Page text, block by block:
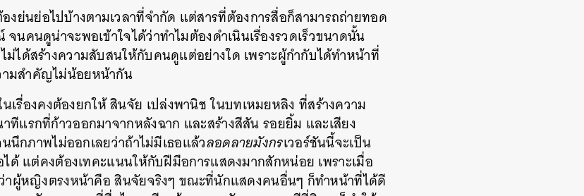
งย่นย่อไปบ้างตามเวลาที่จำกัด แต่สารที่ต้องการสื่อก็สามารถถ่ายทอด
นคนดูน่าจะพอเข้าใจได้ว่าทำไมต้องดำเนินเรื่องรวดเร็วขนาดนั้น
ได้สร้างความสับสนให้กับคนดูแต่อย่างใด เพราะผู้กำกับได้ทำหน้าที่
มสำคัญไม่น้อยหน้ากัน
เรื่องคงต้องยกให้ สินจัย เปล่งพานิช ในบทเหมยหลิง ที่สร้างความ
แรกที่ก้าวออกมาจากหลังฉาก และสร้างสีสัน รอยยิ้ม และเสียง
นึกภาพไม่ออกเลยว่าถ้าไม่มีเธอแล้วลอดลายมังกรเวอร์ชันนี้จะเป็น
ได้ แต่คงต้องเทคะแนนให้กับฝีมือการแสดงมากสักหน่อย เพราะเมื่อ
าผู้หญิงตรงหน้าคือ สินจัยจริงๆ ขณะที่นักแสดงคนอื่นๆ ก็ทำหน้าที่ได้ดี